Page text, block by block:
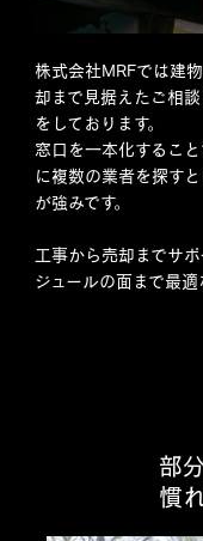
株式会社MRFでは建
却まで見据えたご相
をしております。
窓口を一本化するこ
に複数の業者を探す
が強みです。
工事から売却までサ
ジュールの面まで最適
部
慣